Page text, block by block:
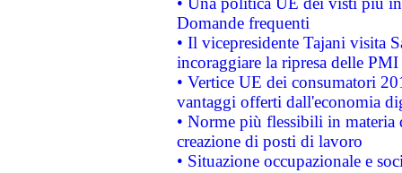
Domande frequenti
• Il vicepresidente Tajani visita
incoraggiare la ripresa delle
• Vertice UE dei consumatori
vantaggi offerti dall'economia
• Norme più flessibili in materia
creazione di posti di lavoro
• Situazione occupazionale e